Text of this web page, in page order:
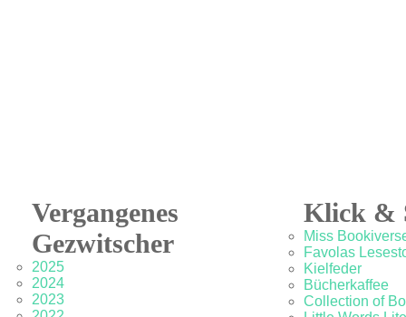
Vergangenes
Gezwitscher
2025
2024
2023
Klick &
Miss
Favolas
Kielfeder
Bücherkaffee
Collection of